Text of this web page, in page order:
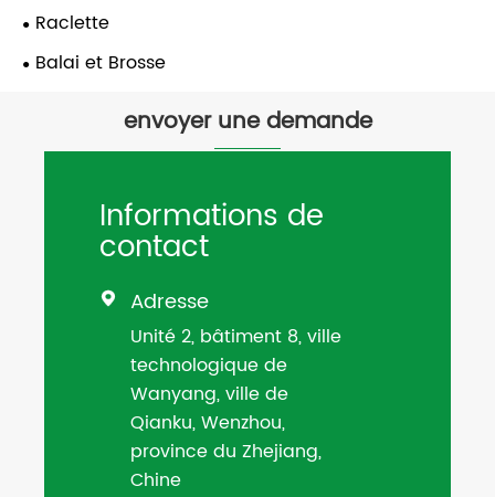
Raclette
Balai et Brosse
envoyer une demande
Informations de
contact
 Adresse
Unité 2, bâtiment 8, ville
technologique de
Wanyang, ville de
Qianku, Wenzhou,
province du Zhejiang,
Chine